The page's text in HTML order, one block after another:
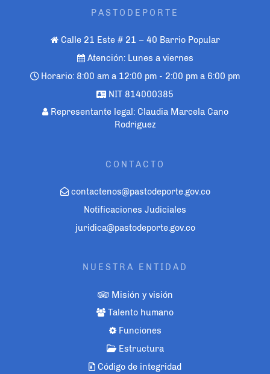
PASTODEPORTE
Calle 21 Este # 21 – 40 Barrio Popular
Atención: Lunes a viernes
Horario: 8:00 am a 12:00 pm - 2:00 pm a 6:00 pm
NIT 814000385
Representante legal: Claudia Marcela Cano
Rodriguez
CONTACTO
contactenos@pastodeporte.gov.co
Notificaciones Judiciales
juridica@pastodeporte.gov.co
NUESTRA ENTIDAD
Misión y visión
Talento humano
Funciones
Estructura
Código de integridad